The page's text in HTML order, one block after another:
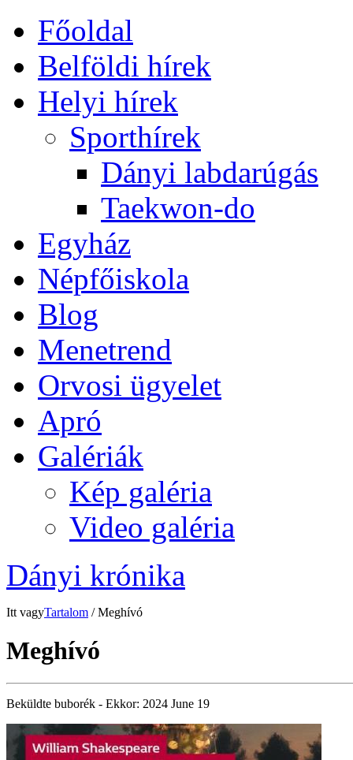
Főoldal
Belföldi hírek
Helyi hírek
Sporthírek
Dányi labdarúgás
Taekwon-do
Egyház
Népfőiskola
Blog
Menetrend
Orvosi ügyelet
Apró
Galériák
Kép galéria
Video galéria
Dányi krónika
Itt vagyTartalom / Meghívó
Meghívó
Beküldte buborék - Ekkor: 2024 June 19